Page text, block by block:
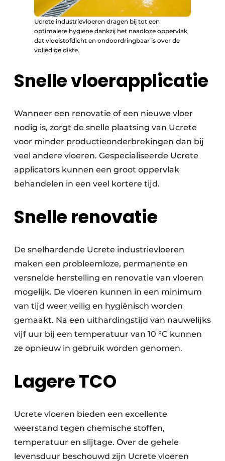
Ucrete industrievloeren dragen bij tot een
optimalere hygiëne dankzij het naadloze oppervlak
dat vloeistofdicht en ondoordringbaar is over de
volledige dikte.
Snelle vloerapplicatie
Wanneer een renovatie of een nieuwe vloer
nodig is, zorgt de snelle plaatsing van Ucrete
voor minder productieonderbrekingen dan bij
veel andere vloeren. Gespecialiseerde Ucrete
applicators kunnen een groot oppervlak
behandelen in een veel kortere tijd.
Snelle renovatie
De snelhardende Ucrete industrievloeren
maken een probleemloze, permanente en
versnelde herstelling en renovatie van vloeren
mogelijk. De vloeren kunnen in een minimum
van tijd weer veilig en hygiënisch worden
gemaakt. Na een uithardingstijd van nauwelijks
vijf uur bij een temperatuur van 10 °C kunnen
ze opnieuw in gebruik worden genomen.
Lagere TCO
Ucrete vloeren bieden een excellente
weerstand tegen chemische stoffen,
temperatuur en slijtage. Over de gehele
levensduur beschouwd zijn Ucrete vloeren